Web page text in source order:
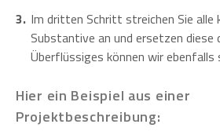
Im dritten Schritt streichen Sie alle
Substantive an und ersetzen diese
Überflüssiges können wir ebenfalls
Hier ein Beispiel aus einer
Projektbeschreibung: